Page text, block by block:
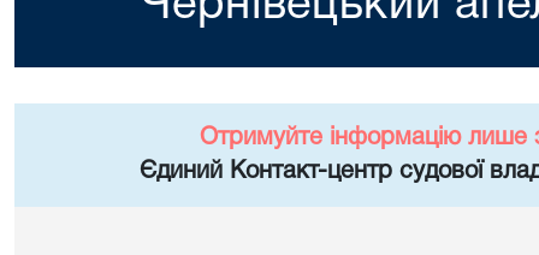
Отримуйте інформацію лише
Єдиний Контакт-центр судової